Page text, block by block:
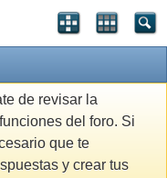
de revisar la
del foro. Si
que te
y crear tus